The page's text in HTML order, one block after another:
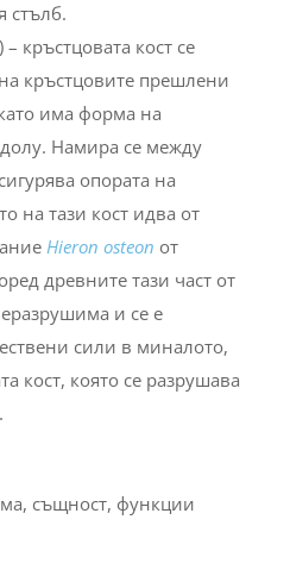
стълб.
– кръстцовата кост се
кръстцовите прешлени
има форма на
Намира се между
опората на
на тази кост идва от
Hieron osteоn от
древните тази част от
и се е
сили в миналото,
кост, която се разрушава